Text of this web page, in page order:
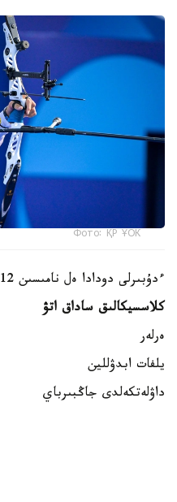
Фото: ҚР ҰОК
ءدۇبىرلى دودادا ەل نامىسىن 12 سپورتشى قورعايدى.
كلاسسيكالىق ساداق اتۋ
ەرلەر
يلفات ابدۋللين
داۋلەتكەلدى جاڭبىرباي